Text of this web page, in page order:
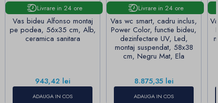
Livrare in 24 ore
Vas bideu Alfonso montaj
pe podea, 56x35 cm, Alb,
ceramica sanitara
Pret
943,42 lei
ADAUGA IN COS
Livrare in 24 ore
Vas wc smart, cadru inclus,
Power Color, functie bideu,
dezinfectare UV, Led,
montaj suspendat, 58x38
cm, Negru Mat, Ela
Pret
8.875,35 lei
ADAUGA IN COS